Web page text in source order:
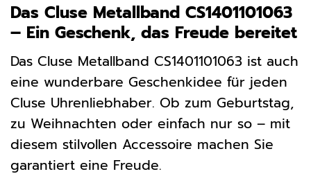
Das Cluse Metallband CS1401101063
– Ein Geschenk, das Freude bereitet
Das Cluse Metallband CS1401101063 ist auch
eine wunderbare Geschenkidee für jeden
Cluse Uhrenliebhaber. Ob zum Geburtstag,
zu Weihnachten oder einfach nur so – mit
diesem stilvollen Accessoire machen Sie
garantiert eine Freude.